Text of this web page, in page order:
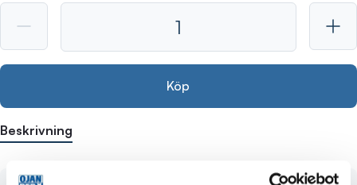
Köp
Beskrivning